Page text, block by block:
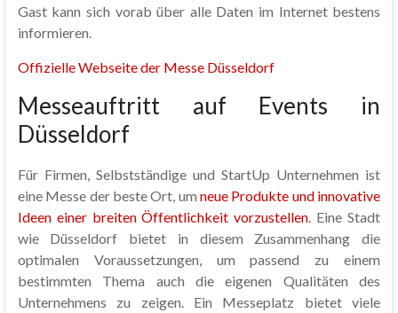
Gast kann sich vorab über alle Daten im Internet bestens
informieren.
Offizielle Webseite der Messe Düsseldorf
Messeauftritt auf Events in
Düsseldorf
Für Firmen, Selbstständige und StartUp Unternehmen ist
eine Messe der beste Ort, umneue Produkte und innovative
Ideen einer breiten Öffentlichkeit vorzustellen . Eine Stadt
wie Düsseldorf bietet in diesem Zusammenhang die
optimalen Voraussetzungen, um passend zu einem
bestimmten Thema auch die eigenen Qualitäten des
Unternehmens zu zeigen. Ein Messeplatz bietet viele